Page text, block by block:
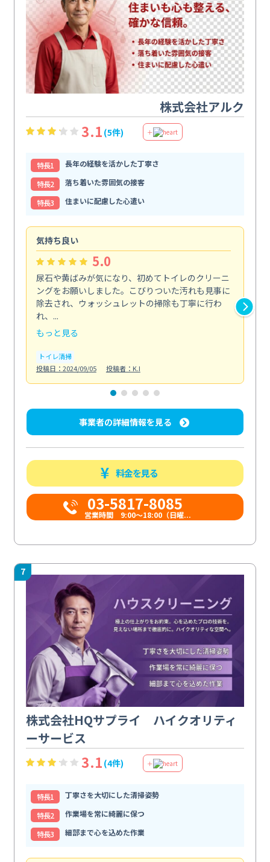
株式会社アルク
3.1 (5件) ＋
特⻑1
長年の経験を活かした丁寧さ
特⻑2
落ち着いた雰囲気の接客
特⻑3
住まいに配慮した心遣い
気持ち良い
5.0
尿石や黄ばみが気になり、初めてトイレのクリーニ
ングをお願いしました。こびりついた汚れも見事に
除去され、ウォッシュレットの掃除も丁寧に行わ
れ、...
もっと見る
トイレ清掃
投稿日：2024/09/05
投稿者：K.I
事業者の詳細情報を見る
料金を見る
03-5817-8085
営業時間 9:00～18:00（日曜...
7
株式会社HQサプライ ハイクオリティ
ーサービス
3.1 (4件) ＋
特⻑1
丁寧さを大切にした清掃姿勢
特⻑2
作業場を常に綺麗に保つ
特⻑3
細部まで心を込めた作業